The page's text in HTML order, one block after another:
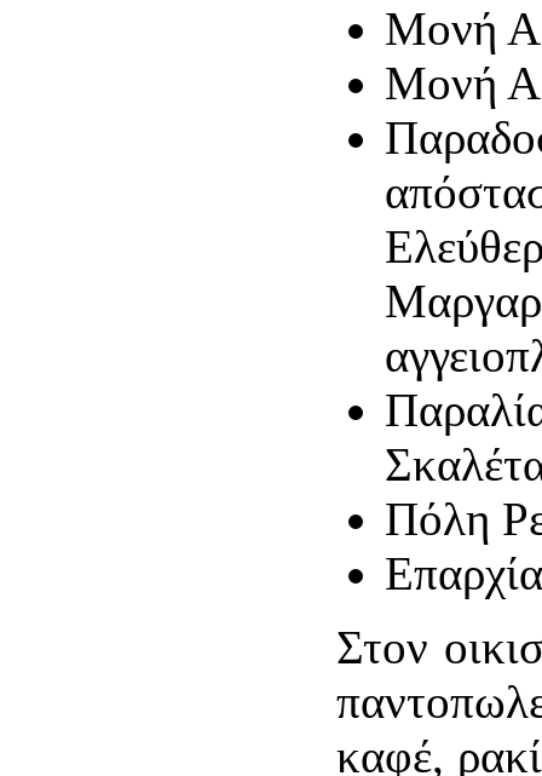
Μονή
Μονή
Πόλη
Στον
καφέ,